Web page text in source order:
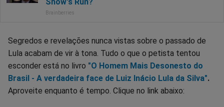
Segredos e revelações nunca vistas sobre o passado de
Lula acabam de vir à tona. Tudo o que o petista tentou
esconder está no livro "O Homem Mais Desonesto do
Brasil - A verdadeira face de Luiz Inácio Lula da Silva".
Aproveite enquanto é tempo. Clique no link abaixo: